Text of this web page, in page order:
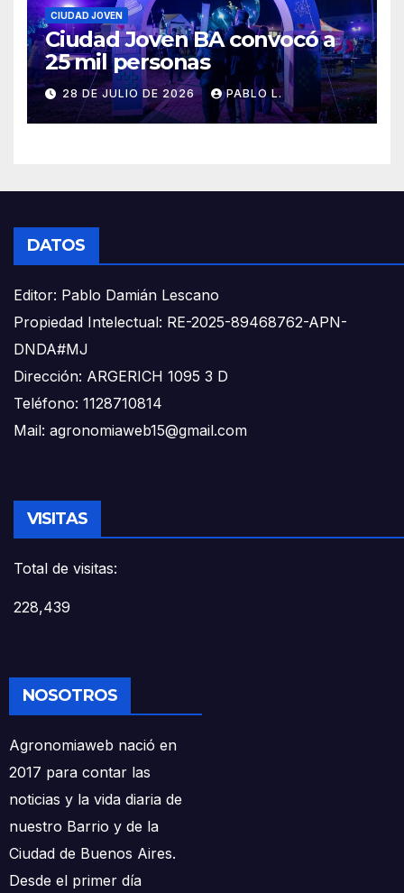
CIUDAD JOVEN
Ciudad Joven BA convocó a
25 mil personas
28 DE JULIO DE 2026 PABLO L.
DATOS
Editor: Pablo Damián Lescano
Propiedad Intelectual: RE-2025-89468762-APN-
DNDA#MJ
Dirección: ARGERICH 1095 3 D
Teléfono: 1128710814
Mail: agronomiaweb15@gmail.com
VISITAS
Total de visitas:
228,439
NOSOTROS
Agronomiaweb nació en
2017 para contar las
noticias y la vida diaria de
nuestro Barrio y de la
Ciudad de Buenos Aires.
Desde el primer día